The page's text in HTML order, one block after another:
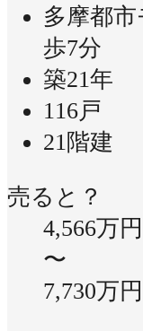
多摩都
歩7分
築21年
116戸
21階建
売ると？
4,566万円
〜
7,730万円